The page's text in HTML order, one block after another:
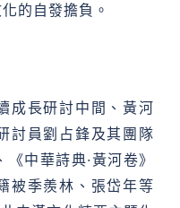
的自發擔負。
成長研討中間、黃河
討員劉占鋒及其團隊
中華詩典·黃河卷》
被季羨林、張岱年等